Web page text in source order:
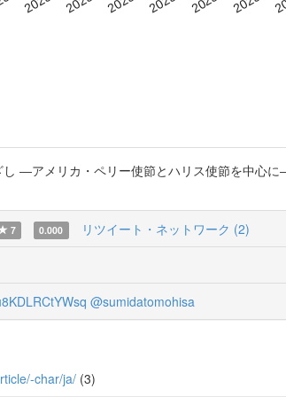
―アメリカ・ペリー使節とハリス使節を中心
7 0.000 リツイート・ネットワーク (2)
@sumidatomohisa
char/ja/ (3)